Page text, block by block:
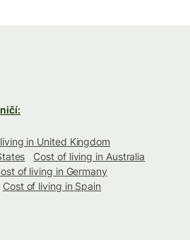
in United Kingdom
Cost of living in Australia
of living in Germany
Cost of living in Spain